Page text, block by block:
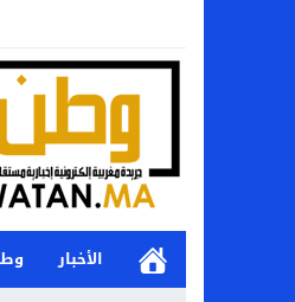
الأخبار